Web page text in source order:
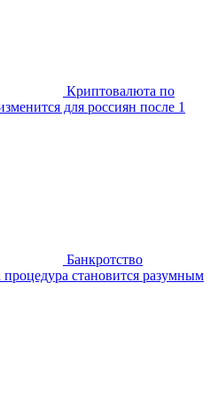
Криптовалюта по
для россиян после 1
Банкротство
становится разумным